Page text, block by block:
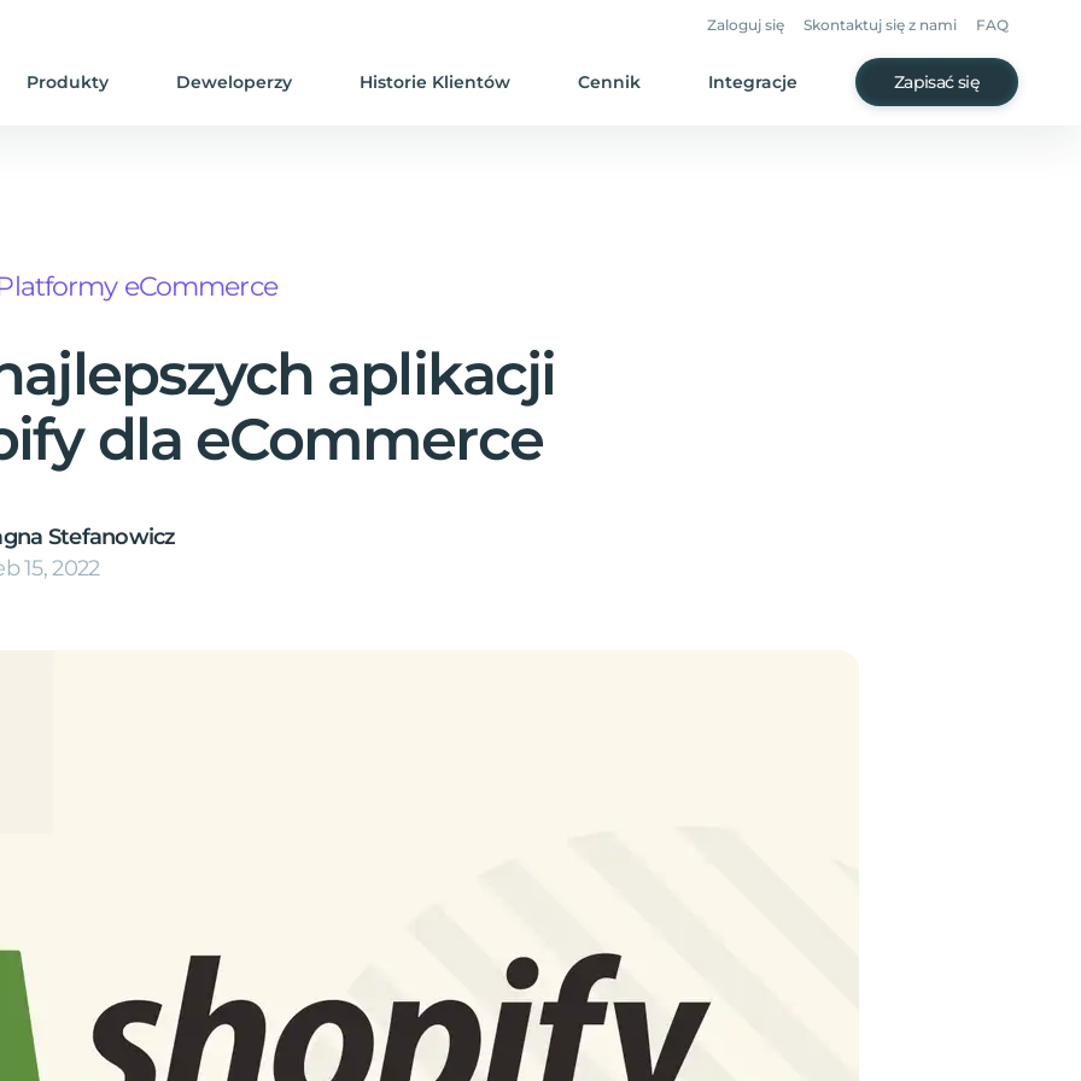
Zaloguj się Skontaktuj się z nami FAQ
Produkty Deweloperzy Historie Klientów Cennik Integracje Zapisać się
eCommerce
aplikacji
dla eCommerce
Stefanowicz
15, 2022